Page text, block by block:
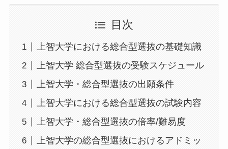
目次
上智大学における総合型選抜の基礎知識
上智大学 総合型選抜の受験スケジュール
上智大学・総合型選抜の出願条件
上智大学における総合型選抜の試験内容
上智大学・総合型選抜の倍率/難易度
上智大学の総合型選抜におけるアドミッ